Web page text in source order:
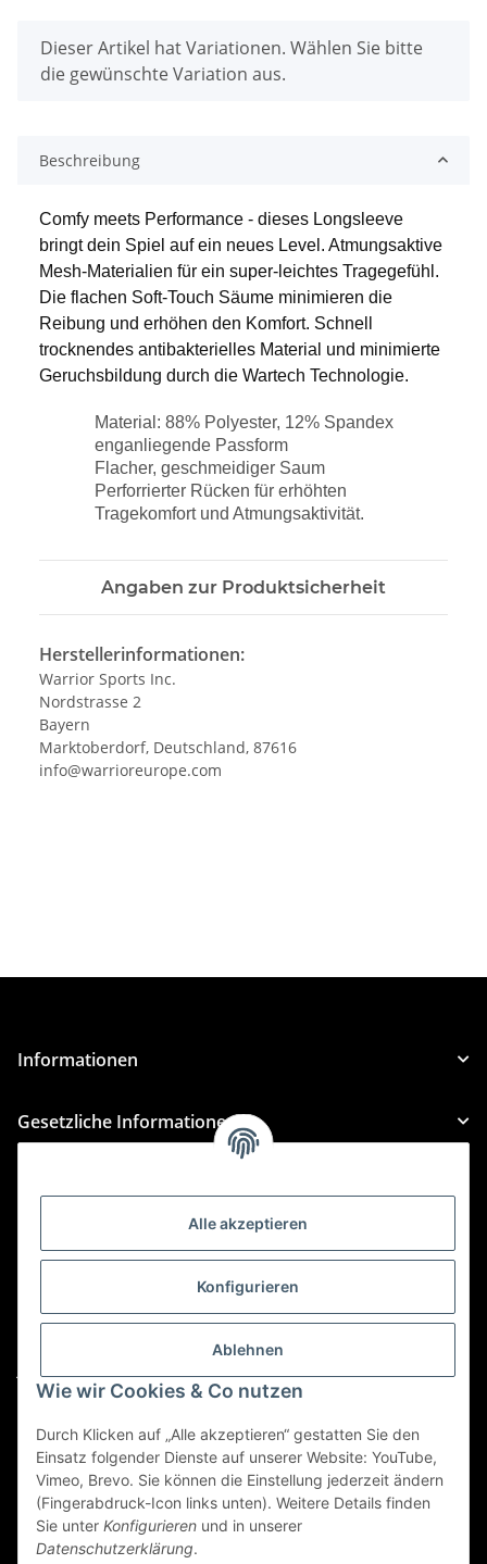
Alle akzeptieren
Konfigurieren
Ablehnen
Wie wir Cookies & Co nutzen
Durch Klicken auf „Alle akzeptieren“ gestatten Sie den
Einsatz folgender Dienste auf unserer Website: YouTube,
Vimeo, Brevo. Sie können die Einstellung jederzeit ändern
(Fingerabdruck-Icon links unten). Weitere Details finden
Sie unter Konfigurieren und in unserer
Datenschutzerklärung.
x
Dieser Artikel hat Variationen. Wählen Sie bitte
die gewünschte Variation aus.
Beschreibung
Comfy meets Performance - dieses Longsleeve
bringt dein Spiel auf ein neues Level. Atmungsaktive
Mesh-Materialien für ein super-leichtes Tragegefühl.
Die flachen Soft-Touch Säume minimieren die
Reibung und erhöhen den Komfort. Schnell
trocknendes antibakterielles Material und minimierte
Geruchsbildung durch die Wartech Technologie.
Material: 88% Polyester, 12% Spandex
enganliegende Passform
Flacher, geschmeidiger Saum
Perforrierter Rücken für erhöhten
Tragekomfort und Atmungsaktivität.
Angaben zur Produktsicherheit
Herstellerinformationen:
Warrior Sports Inc.
Nordstrasse 2
Bayern
Marktoberdorf, Deutschland, 87616
info@warrioreurope.com
Informationen
Gesetzliche Informationen
Für Custom Anfragen und Custom Bestellungen auch
custom@htr-shop.com
Für Trikot-Anfragen und Bestellungen
teamwear@htr-shop.com
Für Reklamationen und Retouren
reklamation@htr-shop.com